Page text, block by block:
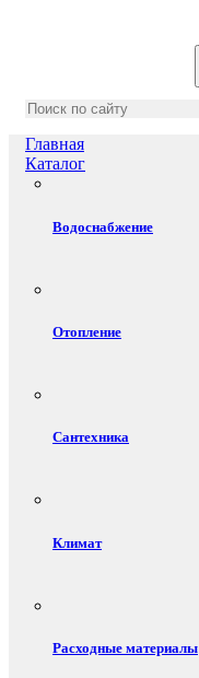
Главная
Каталог
Водоснабжение
Отопление
Сантехника
Климат
Расходные материалы